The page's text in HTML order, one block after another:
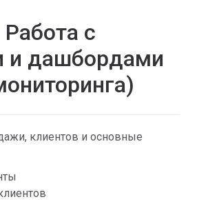
с
и дашбордами
клиентов и основные